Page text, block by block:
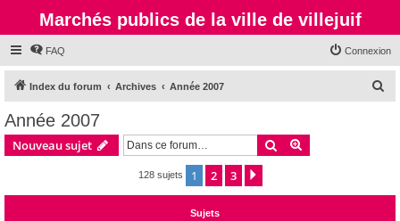
Marchés publics de la ville de villejuif
FAQ Connexion
Index du forum Archives Année 2007
Année 2007
Nouveau sujet Rechercher
128 sujets 1 2 3
Sujets